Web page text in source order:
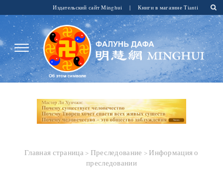
Издательский сайт Minghui | Книги в магазине Tianti
Главная страница > Преследование > Информация о
преследовании